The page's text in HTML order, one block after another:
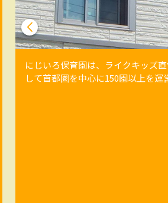
にじいろ保育園は、ライクキッズ
して首都圏を中心に150園以上を運